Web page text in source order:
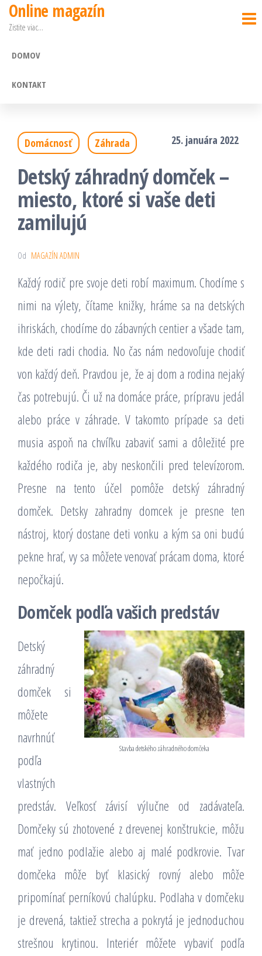
Preskočiť
obsah
Online magazín
Zistite viac…
DOMOV
KONTAKT
Domácnosť Záhrada 25. januára 2022
Detský záhradný domček –
miesto, ktoré si vaše deti
zamilujú
Od MAGAZÍN ADMIN
Každý rodič pre svoje deti robí maximum. Chodíme s
nimi na výlety, čítame knižky, hráme sa na detských
ihriskách, chodíme do zábavných centier a všade tam,
kde deti radi chodia. No čas nám nedovoľuje chodiť
von každý deň. Pravdou je, že aj dom a rodina nejaký
čas potrebujú. Či už na domáce práce, prípravu jedál
alebo práce v záhrade. V takomto prípade sa deti
musia aspoň na chvíľku zabaviť sami a dôležité pre
každého rodiča je, aby neskončili pred televízorom.
Presne na tento účel pomôže detský záhradný
domček. Detsky zahradny domcek je presne ten
nástroj, ktorý dostane deti vonku a kým sa oni budú
pekne hrať, vy sa môžete venovať prácam doma, ktoré
nepočkajú.
Domček podľa vašich predstáv
Stavba detského záhradného domčeka
Detský
záhradný
domček si
môžete
navrhnúť
podľa
vlastných
predstáv. Veľkosť závisí výlučne od zadávateľa.
Domčeky sú zhotovené z drevenej konštrukcie, môžu
mať jedno podlažie alebo aj malé podkrovie. Tvar
domčeka môže byť klasický rovný alebo môže
pripomínať perníkovú chalúpku. Podlaha v domčeku
je drevená, taktiež strecha a pokrytá je jednoduchou
strešnou krytinou. Interiér môžete vybaviť podľa